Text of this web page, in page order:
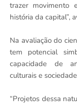
trazer movimento
história da capital”,
Na avaliação do
tem potencial
capacidade de
culturais e
“Projetos dessa